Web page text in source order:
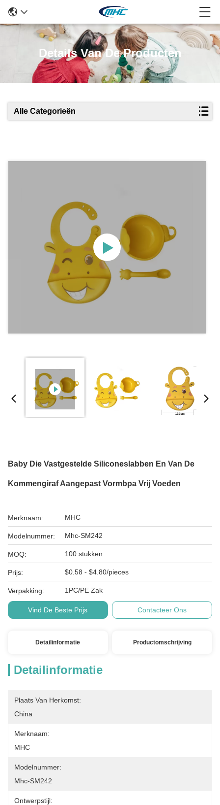
Details Van De Producten
Alle Categorieën
Baby Die Vastgestelde Siliconeslabben En Van De
Kommengiraf Aangepast Vormbpa Vrij Voeden
Merknaam: MHC
Modelnummer: Mhc-SM242
MOQ: 100 stukken
Prijs: $0.58 - $4.80/pieces
Verpakking: 1PC/PE Zak
Vind De Beste Prijs Contacteer Ons
Detailinformatie Productomschrijving
Detailinformatie
Plaats Van Herkomst:
China
Merknaam:
MHC
Modelnummer:
Mhc-SM242
Ontwerpstijl: